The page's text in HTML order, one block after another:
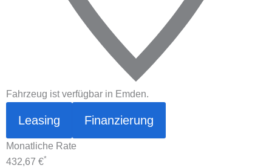
Fahrzeug ist verfügbar in Emden.
Leasing Finanzierung
Monatliche Rate
432,67 €*